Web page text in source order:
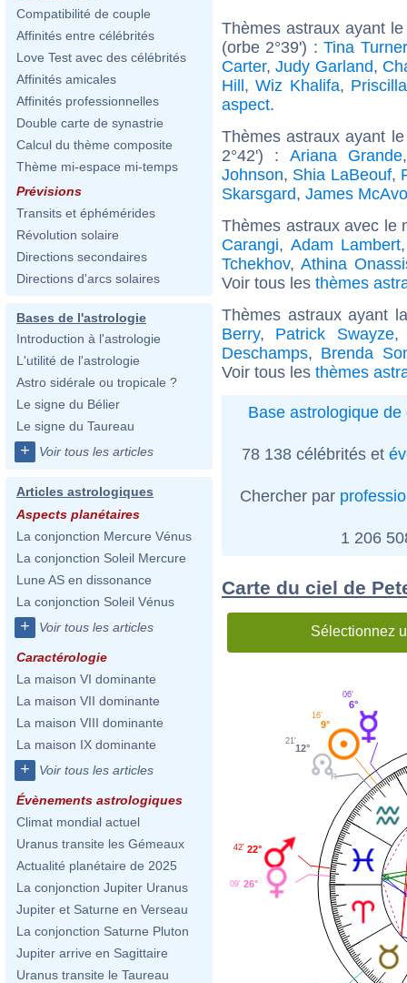
Compatibilité de couple
Affinités entre célébrités
Love Test avec des célébrités
Affinités amicales
Affinités professionnelles
Double carte de synastrie
Calcul du thème composite
Thème mi-espace mi-temps
Prévisions
Transits et éphémérides
Révolution solaire
Directions secondaires
Directions d'arcs solaires
Bases de l'astrologie
Introduction à l'astrologie
L'utilité de l'astrologie
Astro sidérale ou tropicale ?
Le signe du Bélier
Le signe du Taureau
+ Voir tous les articles
Articles astrologiques
Aspects planétaires
La conjonction Mercure Vénus
La conjonction Soleil Mercure
Lune AS en dissonance
La conjonction Soleil Vénus
+ Voir tous les articles
Caractérologie
La maison VI dominante
La maison VII dominante
La maison VIII dominante
La maison IX dominante
+ Voir tous les articles
Évènements astrologiques
Climat mondial actuel
Uranus transite les Gémeaux
Actualité planétaire de 2025
La conjonction Jupiter Uranus
Jupiter et Saturne en Verseau
La conjonction Saturne Pluton
Jupiter arrive en Sagittaire
Uranus transite le Taureau
Thèmes astraux ayant
(orbe 2°39') :Tina Turner
Carter,Judy Garland,
Hill,Wiz Khalifa,
aspect.
Thèmes astraux ayant
2°42') : Ariana Grande
Johnson, Shia LaBeouf,
Skarsgard, James
Thèmes astraux avec le
Carangi, Adam Lambert
Tchekhov, Athina
Voir tous les thèmes
Thèmes astraux ayant
Berry, Patrick Swayze
Deschamps, Brenda
Voir tous les thèmes
Base astrologique de
78 138 célébrités et
Chercher par
1 206
Carte du ciel de
Sélectionnez
6°
06'
9°
16'
12°
21'
22°
42'
26°
09'